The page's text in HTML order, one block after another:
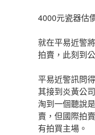
4000元瓷器估
就在平易近警
拍賣，此刻到
平易近警訊問
其接到炎黃公
淘到一個聽說
賣，但國際拍
有拍買主場。